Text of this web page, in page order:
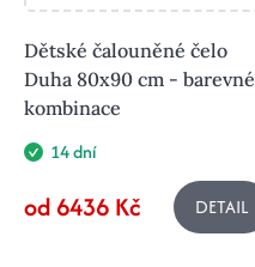
Dětské čalouněné čelo
Duha 80x90 cm - barevné
kombinace
14 dní
od 6436 Kč DETAIL